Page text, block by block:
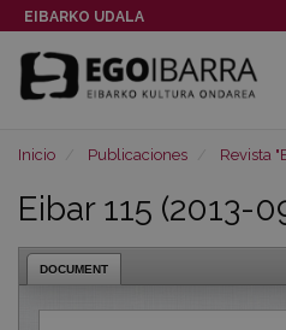
EIBARKO UDALA
Inicio Publicaciones Revista
Eibar 115 (2013-
DOCUMENT